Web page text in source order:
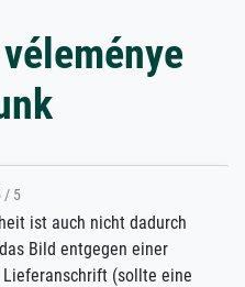
nicht dadurch
entgegen einer
(sollte eine